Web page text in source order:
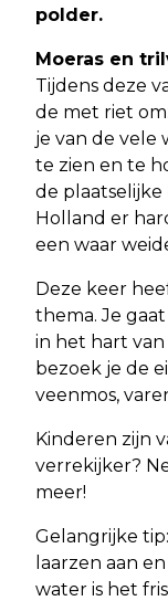
polder.
Moeras en
Tijdens deze
de met riet
je van de vele
te zien en te
de
Holland er
een waar
Deze keer
thema. Je
in het hart van
bezoek je de
veenmos,
Kinderen zijn
verrekijker?
meer!
Gelangrijke
laarzen aan
water is het